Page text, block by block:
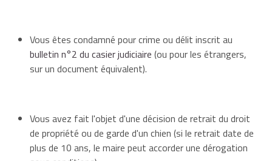
Vous êtes condamné pour crime ou délit inscrit au
bulletin n°2 du casier judiciaire (ou pour les étrangers,
sur un document équivalent).
Vous avez fait l'objet d'une décision de retrait du droit
de propriété ou de garde d'un chien (si le retrait date de
plus de 10 ans, le maire peut accorder une dérogation